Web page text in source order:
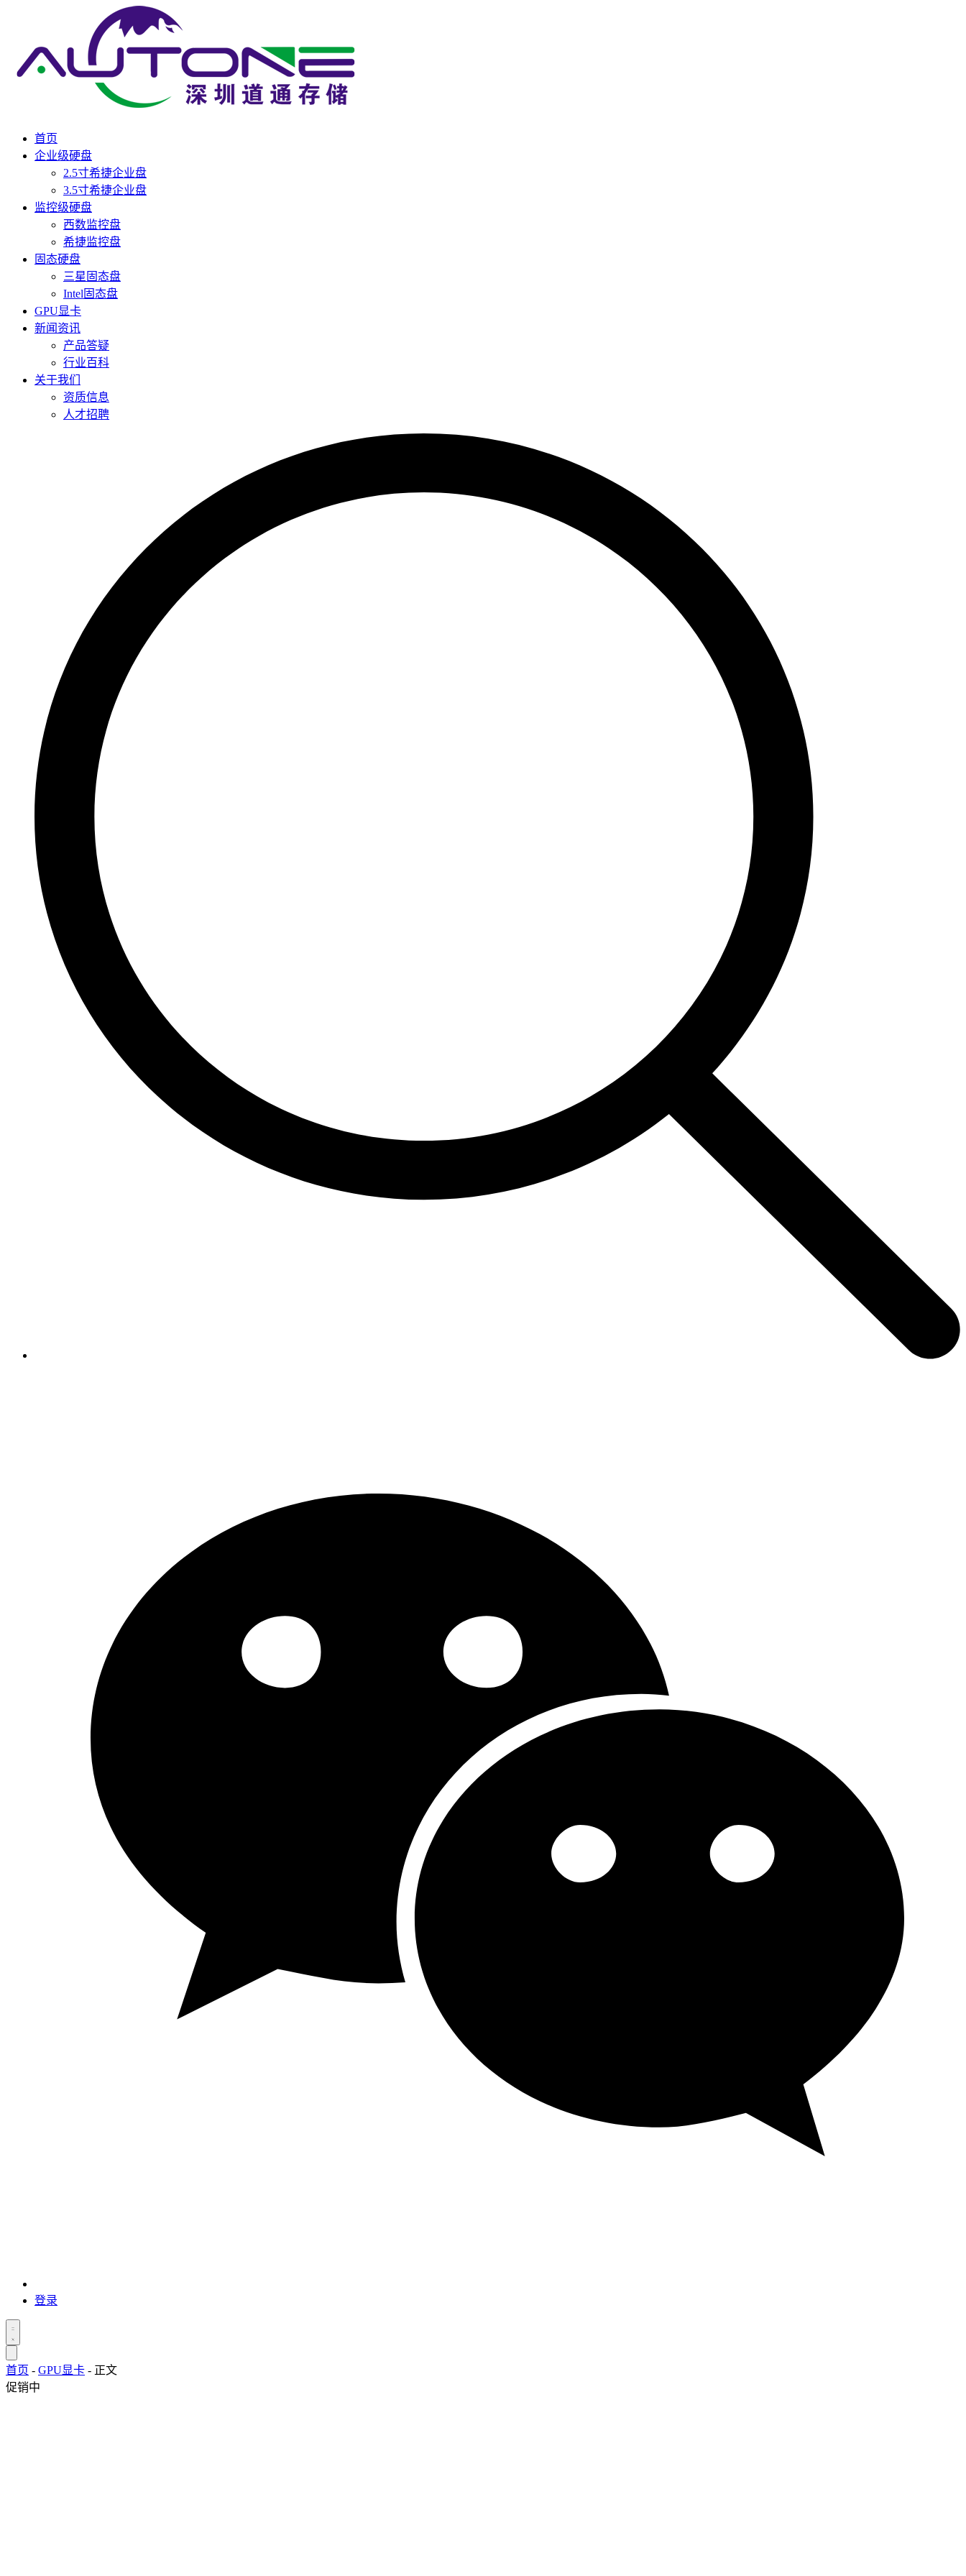
首页
企业级硬盘
2.5寸希捷企业盘
3.5寸希捷企业盘
监控级硬盘
西数监控盘
希捷监控盘
固态硬盘
三星固态盘
Intel固态盘
GPU显卡
新闻资讯
产品答疑
行业百科
关于我们
资质信息
人才招聘
登录
首页 - GPU显卡 - 正文
促销中